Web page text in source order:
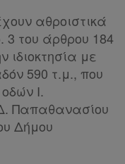
αθροιστικά
3 του άρθρου 184
ιδιοκτησία με
590 τ.μ., που
Ι.
Παπαθανασίου
Δήμου